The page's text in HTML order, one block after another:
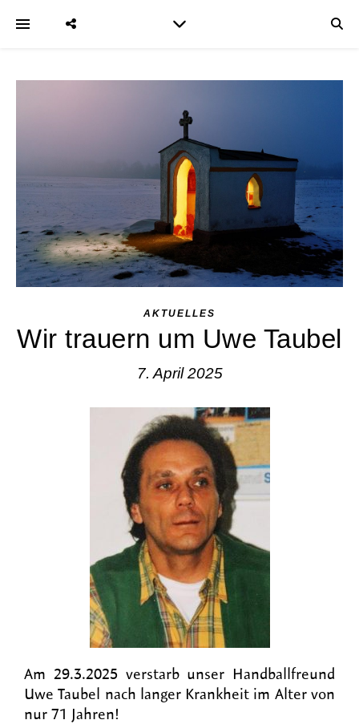
AKTUELLES
Wir trauern um Uwe Taubel
7. April 2025
Am 29.3.2025 verstarb unser Handballfreund
Uwe Taubel nach langer Krankheit im Alter von
nur 71 Jahren!